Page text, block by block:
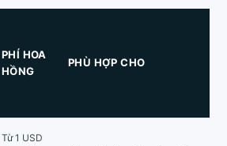
PHÍ HOA
HỒNG
PHÙ HỢP CHO
Từ 1 USD